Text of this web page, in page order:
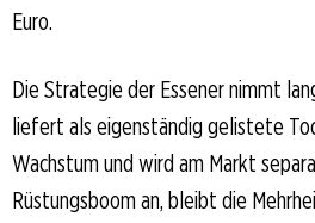
Euro.
Die Strategie der Essener nimmt
liefert als eigenständig gelistete
Wachstum und wird am Markt
Rüstungsboom an, bleibt die